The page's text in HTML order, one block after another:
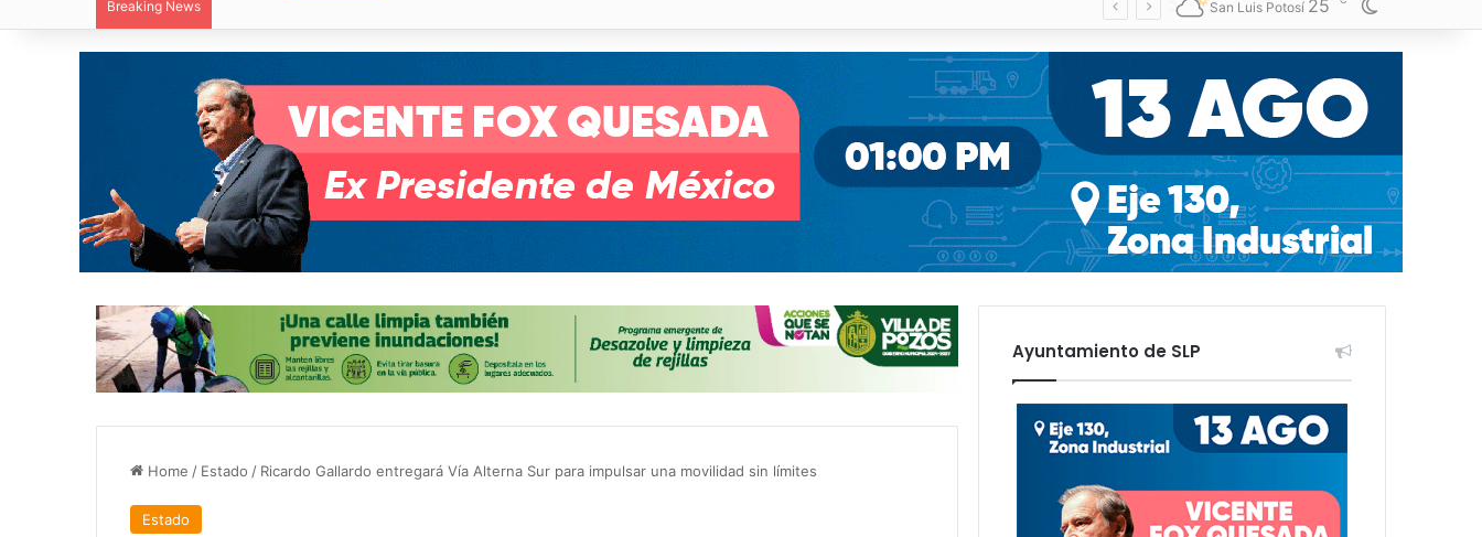
Breaking News San Luis Potosí 25
Home / Estado / Ricardo Gallardo entregará Vía Alterna Sur para impulsar una movilidad sin límites
Estado
Ayuntamiento de SLP